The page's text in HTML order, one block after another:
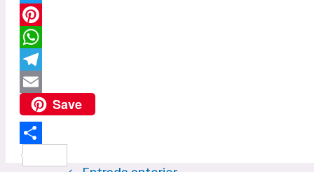
Twitter
Pinterest
WhatsApp
Telegram
Email Save